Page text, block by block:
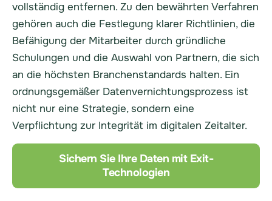
vollständig entfernen. Zu den bewährten Verfahren
gehören auch die Festlegung klarer Richtlinien, die
Befähigung der Mitarbeiter durch gründliche
Schulungen und die Auswahl von Partnern, die sich
an die höchsten Branchenstandards halten. Ein
ordnungsgemäßer Datenvernichtungsprozess ist
nicht nur eine Strategie, sondern eine
Verpflichtung zur Integrität im digitalen Zeitalter.
Sichern Sie Ihre Daten mit Exit-
Technologien